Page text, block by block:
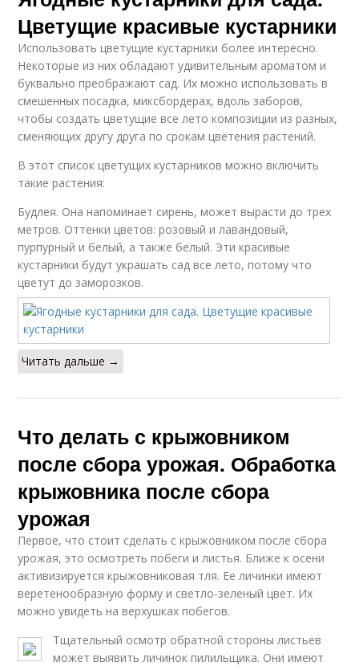
Цветущие красивые кустарники
Использовать цветущие кустарники более интересно.
Некоторые из них обладают удивительным ароматом и
буквально преображают сад. Их можно использовать в
смешенных посадка, миксбордерах, вдоль заборов,
чтобы создать цветущие все лето композиции из разных,
сменяющих другу друга по срокам цветения растений.
В этот список цветущих кустарников можно включить
такие растения:
Будлея. Она напоминает сирень, может вырасти до трех
метров. Оттенки цветов: розовый и лавандовый,
пурпурный и белый, а также белый. Эти красивые
кустарники будут украшать сад все лето, потому что
цветут до заморозков.
Читать дальше →
Что делать с крыжовником
после сбора урожая. Обработка
крыжовника после сбора
урожая
Первое, что стоит сделать с крыжовником после сбора
урожая, это осмотреть побеги и листья. Ближе к осени
активизируется крыжовниковая тля. Ее личинки имеют
веретенообразную форму и светло-зеленый цвет. Их
можно увидеть на верхушках побегов.
Тщательный осмотр обратной стороны листьев
может выявить личинок пилильщика. Они имеют